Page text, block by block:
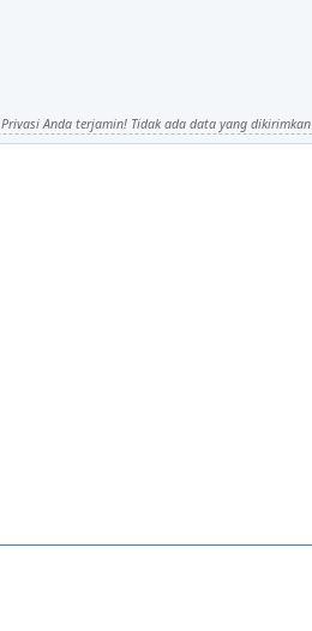
Privasi Anda terjamin! Tidak ada data yang